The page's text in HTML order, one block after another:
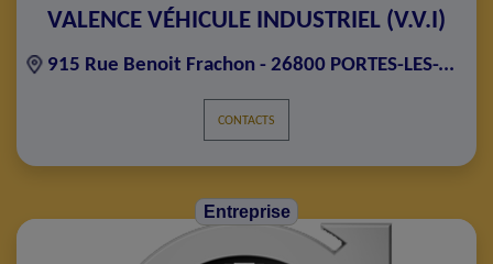
VALENCE VÉHICULE INDUSTRIEL (V.V.I)
915 Rue Benoit Frachon - 26800 PORTES-LES-...
CONTACTS
Entreprise